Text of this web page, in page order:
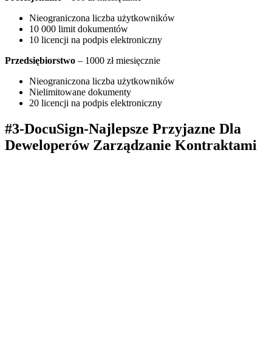
Nieograniczona liczba użytkowników
10 000 limit dokumentów
10 licencji na podpis elektroniczny
Przedsiębiorstwo – 1000 zł miesięcznie
Nieograniczona liczba użytkowników
Nielimitowane dokumenty
20 licencji na podpis elektroniczny
#3-DocuSign-Najlepsze Przyjazne Dla
Deweloperów Zarządzanie Kontraktami